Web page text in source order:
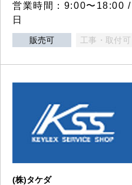
営業時間：9:00〜18:00
日
販売可 工事・取付可
(株)タケダ